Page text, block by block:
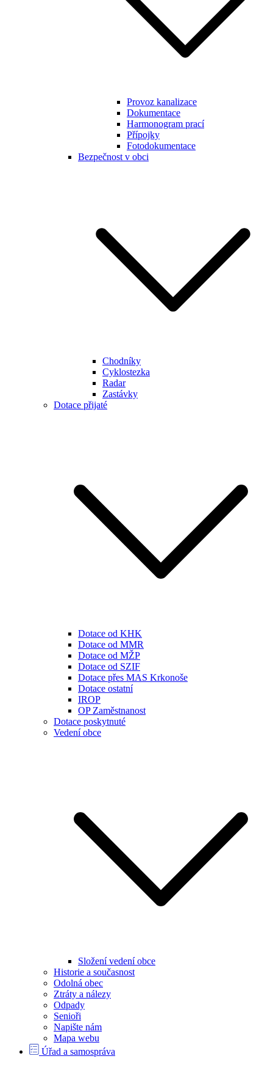
Provoz kanalizace
Dokumentace
Harmonogram prací
Přípojky
Fotodokumentace
Bezpečnost v obci
Chodníky
Cyklostezka
Radar
Zastávky
Dotace přijaté
Dotace od KHK
Dotace od MMR
Dotace od MŽP
Dotace od SZIF
Dotace přes MAS Krkonoše
Dotace ostatní
IROP
OP Zaměstnanost
Dotace poskytnuté
Vedení obce
Složení vedení obce
Historie a současnost
Odolná obec
Ztráty a nálezy
Odpady
Senioři
Napište nám
Mapa webu
Úřad a samospráva